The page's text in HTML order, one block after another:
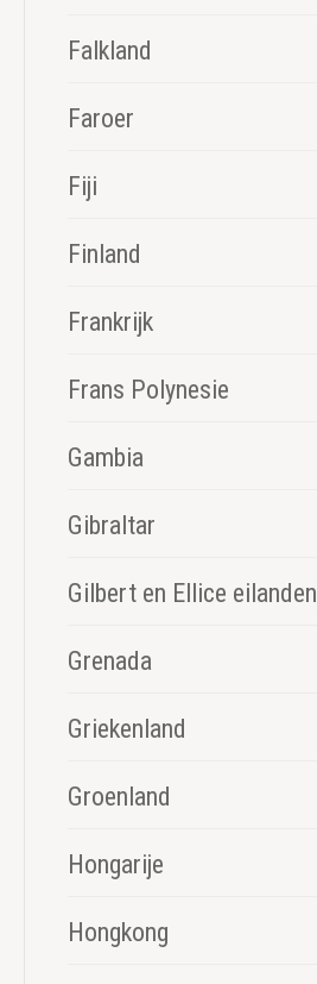
Falkland
Faroer
Fiji
Finland
Frankrijk
Frans Polynesie
Gambia
Gibraltar
Gilbert en Ellice eilanden
Grenada
Griekenland
Groenland
Hongarije
Hongkong